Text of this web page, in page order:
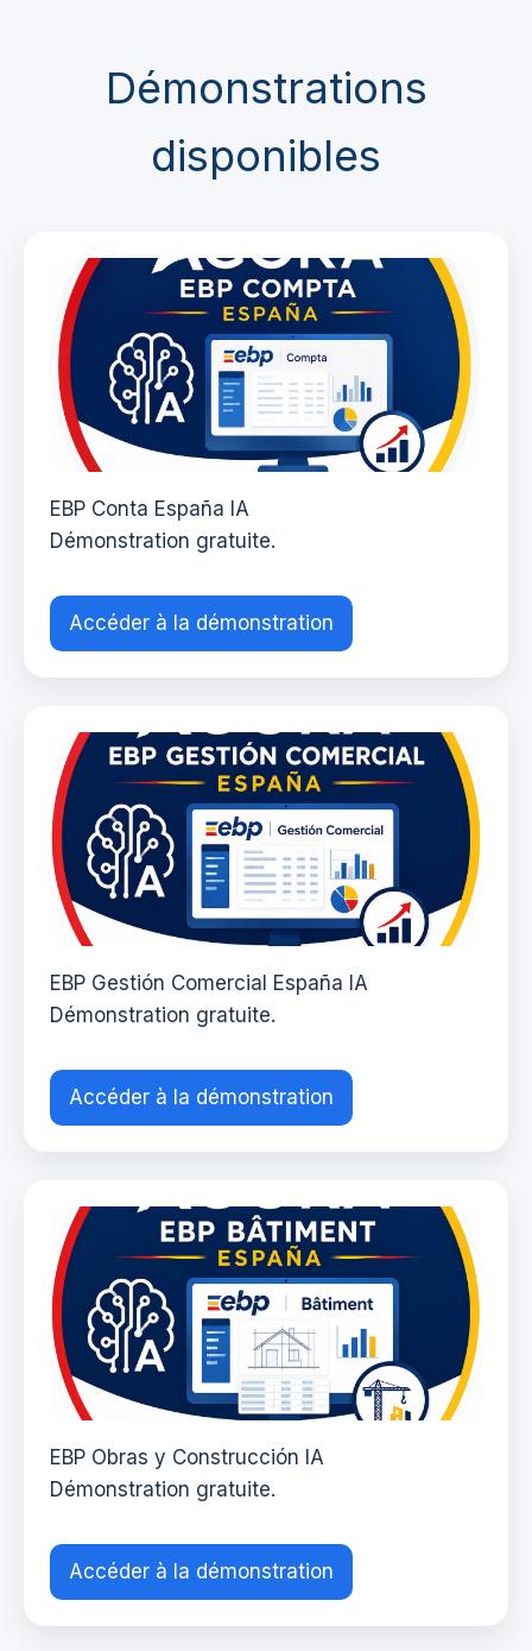
Démonstrations
disponibles
EBP Conta España IA
Démonstration gratuite.
Accéder à la démonstration
EBP Gestión Comercial España IA
Démonstration gratuite.
Accéder à la démonstration
EBP Obras y Construcción IA
Démonstration gratuite.
Accéder à la démonstration